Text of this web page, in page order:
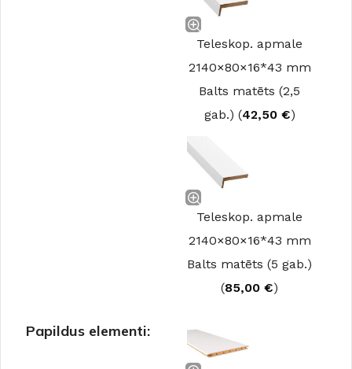
Papildus elementi:
Teleskop. apmale
2140×80×16*43 mm
Balts matēts (2,5
gab.) (42,50 €)
Teleskop. apmale
2140×80×16*43 mm
Balts matēts (5 gab.)
(85,00 €)